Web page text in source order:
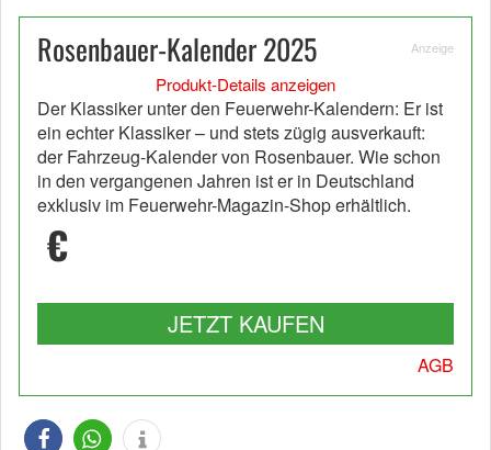
Rosenbauer-Kalender 2025 Anzeige
Produkt-Details anzeigen
Der Klassiker unter den Feuerwehr-Kalendern: Er ist
ein echter Klassiker – und stets zügig ausverkauft:
der Fahrzeug-Kalender von Rosenbauer. Wie schon
in den vergangenen Jahren ist er in Deutschland
exklusiv im Feuerwehr-Magazin-Shop erhältlich.
€
JETZT KAUFEN
AGB